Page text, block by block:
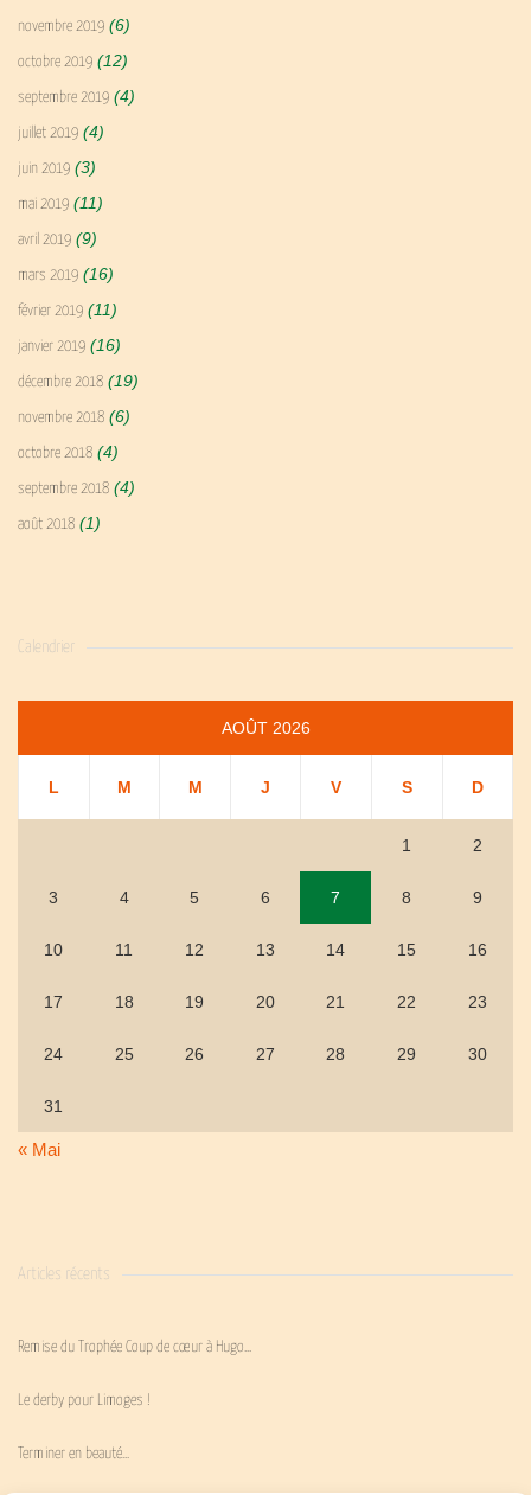
novembre 2019 (6)
octobre 2019 (12)
septembre 2019 (4)
juillet 2019 (4)
juin 2019 (3)
mai 2019 (11)
avril 2019 (9)
mars 2019 (16)
février 2019 (11)
janvier 2019 (16)
décembre 2018 (19)
novembre 2018 (6)
octobre 2018 (4)
septembre 2018 (4)
août 2018 (1)
Calendrier
AOÛT 2026
L M M J V S D
1 2
3 4 5 6 7 8 9
10 11 12 13 14 15 16
17 18 19 20 21 22 23
24 25 26 27 28 29 30
31
« Mai
Articles récents
Remise du Trophée Coup de cœur à Hugo…
Le derby pour Limoges !
Terminer en beauté…